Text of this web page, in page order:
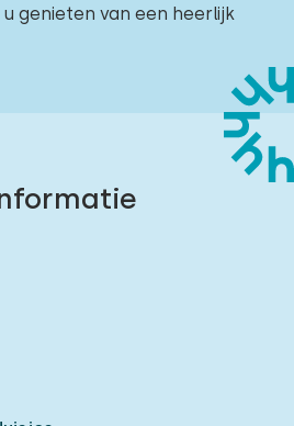
genieten van een heerlijk